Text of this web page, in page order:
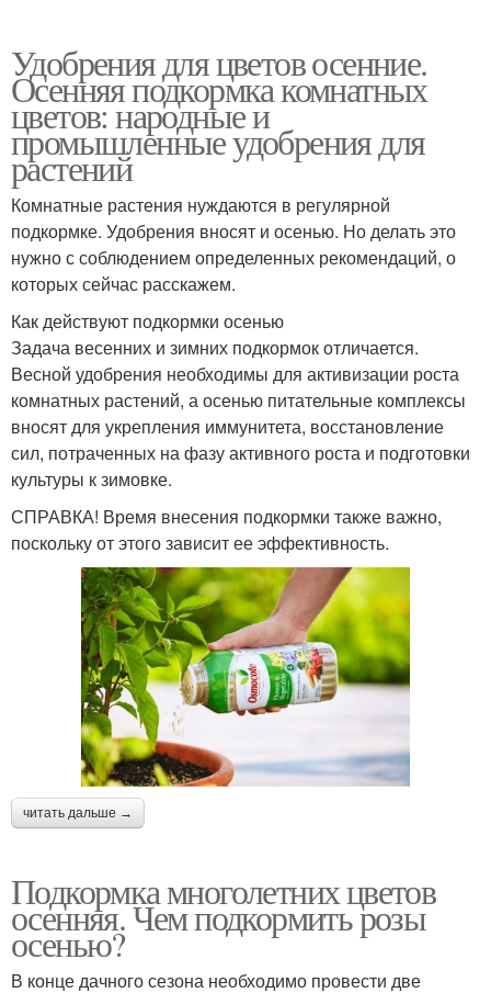
Удобрения для цветов осенние.
Осенняя подкормка комнатных
цветов: народные и
промышленные удобрения для
растений
Комнатные растения нуждаются в регулярной
подкормке. Удобрения вносят и осенью. Но делать это
нужно с соблюдением определенных рекомендаций, о
которых сейчас расскажем.
Как действуют подкормки осенью
Задача весенних и зимних подкормок отличается.
Весной удобрения необходимы для активизации роста
комнатных растений, а осенью питательные комплексы
вносят для укрепления иммунитета, восстановление
сил, потраченных на фазу активного роста и подготовки
культуры к зимовке.
СПРАВКА! Время внесения подкормки также важно,
поскольку от этого зависит ее эффективность.
читать дальше →
Подкормка многолетних цветов
осенняя. Чем подкормить розы
осенью?
В конце дачного сезона необходимо провести две